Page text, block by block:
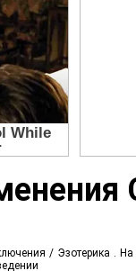
/ Эзотерика .